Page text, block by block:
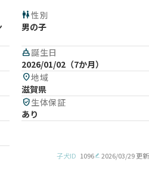
wc性別
男の子
cake誕生日
2026/01/02（7か月）
location_on地域
滋賀県
verified_user生体保証
あり
子犬ID 1096 2026/03/29 更新